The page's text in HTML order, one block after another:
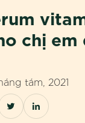
chị em
tám, 2021